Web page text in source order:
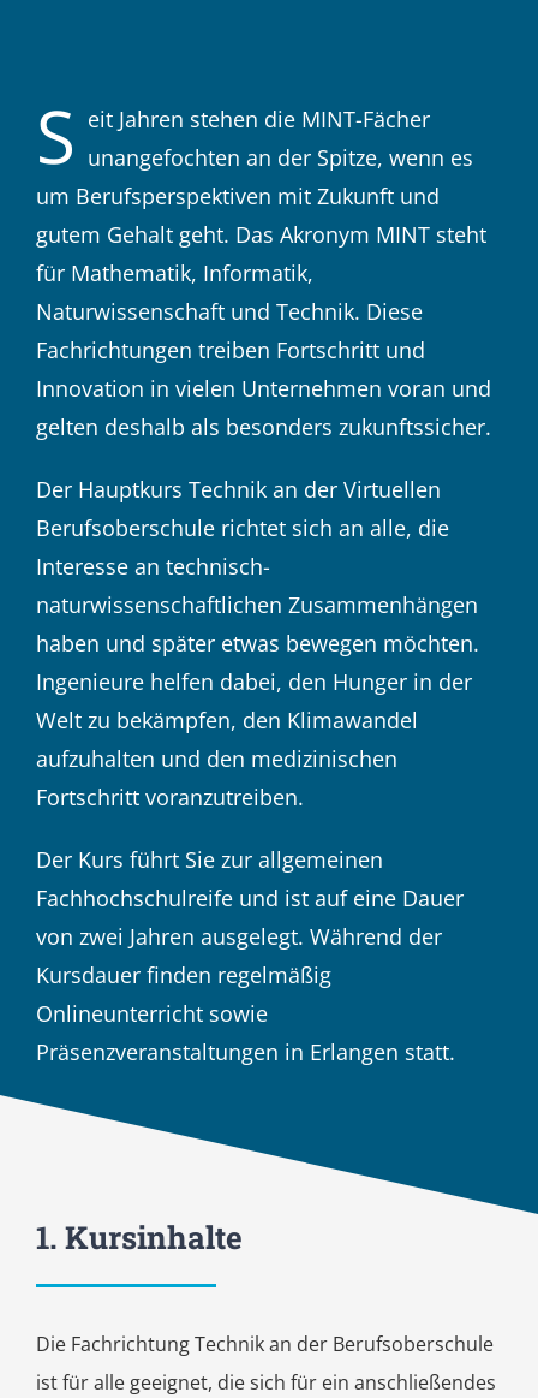
S eit Jahren stehen die MINT-Fächer
unangefochten an der Spitze, wenn es
um Berufsperspektiven mit Zukunft und
gutem Gehalt geht. Das Akronym MINT steht
für Mathematik, Informatik,
Naturwissenschaft und Technik. Diese
Fachrichtungen treiben Fortschritt und
Innovation in vielen Unternehmen voran und
gelten deshalb als besonders zukunftssicher.
Der Hauptkurs Technik an der Virtuellen
Berufsoberschule richtet sich an alle, die
Interesse an technisch-
naturwissenschaftlichen Zusammenhängen
haben und später etwas bewegen möchten.
Ingenieure helfen dabei, den Hunger in der
Welt zu bekämpfen, den Klimawandel
aufzuhalten und den medizinischen
Fortschritt voranzutreiben.
Der Kurs führt Sie zur allgemeinen
Fachhochschulreife und ist auf eine Dauer
von zwei Jahren ausgelegt. Während der
Kursdauer finden regelmäßig
Onlineunterricht sowie
Präsenzveranstaltungen in Erlangen statt.
1. Kursinhalte
Die Fachrichtung Technik an der Berufsoberschule
ist für alle geeignet, die sich für ein anschließendes